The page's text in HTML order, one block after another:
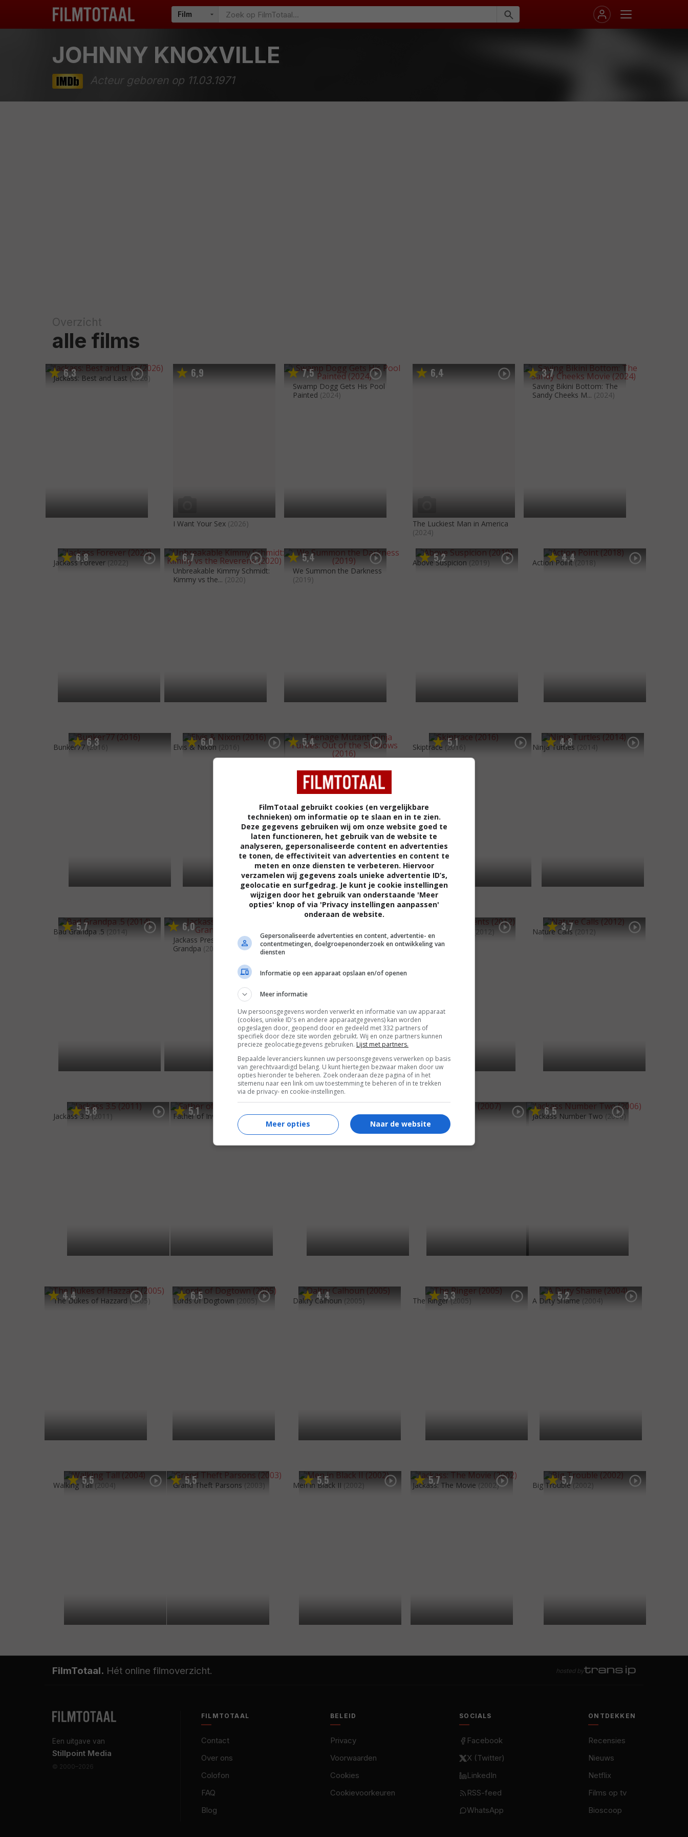
JOHNNY KNOXVILLE
Acteur geboren op 11.03.1971
Overzicht
alle films
6,3
Jackass: Best and Last (2026) 6,9
I Want Your Sex (2026)
7,5
Swamp Dogg Gets His Pool
Painted (2024)
6,4
The Luckiest Man in America
(2024)
3,7
Saving Bikini Bottom: The
Sandy Cheeks M... (2024)
6,8
Jackass Forever (2022) 6,7
Unbreakable Kimmy Schmidt:
Kimmy vs the... (2020)
5,4
We Summon the Darkness
(2019)
5,2
Above Suspicion (2019) 4,4
Action Point (2018)
6,3
Bunker77 (2016) 6,0
Elvis & Nixon (2016) 5,4
Out of the... (2016)
5,1
Skiptrace (2016) 4,8
Ninja Turtles (2014)
5,7
Bad Grandpa .5 (2014) 6,0
Jackass Presents: Bad
Grandpa (2013)
The Last Stand (2013) Small Apartments (2012) 3,7
Nature Calls (2012)
5,8
Jackass 3.5 (2011) 5,1
Father of Invention (2010) Jackass 3D (2010) Jackass 2.5 6,5
Jackass Number Two (2006)
4,4
The Dukes of Hazzard (2005) 6,5
Lords of Dogtown (2005) 4,4
Daltry Calhoun (2005) 5,3
The Ringer (2005) 5,2
A Dirty Shame (2004)
5,5
Walking Tall (2004) 5,5
Grand Theft Parsons (2003) 5,5
Men in Black II (2002) 5,7
Jackass: The Movie (2002) 5,7
Big Trouble (2002)
FilmTotaal. Hét online filmoverzicht. hosted by
Een uitgave van
Stillpoint Media
© 2000–2026
FILMTOTAAL
Contact
Over ons
Colofon
FAQ
Blog
BELEID
Privacy
Voorwaarden
Cookies
Cookievoorkeuren
SOCIALS
Facebook
X (Twitter)
LinkedIn
RSS-feed
WhatsApp
ONTDEKKEN
Recensies
Nieuws
Netflix
Films op tv
Bioscoop
FilmTotaal gebruikt cookies (en vergelijkbare
technieken) om informatie op te slaan en in te zien.
Deze gegevens gebruiken wij om onze website goed te
laten functioneren, het gebruik van de website te
analyseren, gepersonaliseerde content en advertenties
te tonen, de effectiviteit van advertenties en content te
meten en onze diensten te verbeteren. Hiervoor
verzamelen wij gegevens zoals unieke advertentie ID’s,
geolocatie en surfgedrag. Je kunt je cookie instellingen
wijzigen door het gebruik van onderstaande 'Meer
opties' knop of via 'Privacy instellingen aanpassen'
onderaan de website.
Gepersonaliseerde advertenties en content, advertentie- en
contentmetingen, doelgroepenonderzoek en ontwikkeling van
diensten
Informatie op een apparaat opslaan en/of openen
Meer informatie
Uw persoonsgegevens worden verwerkt en informatie van uw apparaat
(cookies, unieke ID's en andere apparaatgegevens) kan worden
opgeslagen door, geopend door en gedeeld met 332 partners of
specifiek door deze site worden gebruikt. Wij en onze partners kunnen
precieze geolocatiegegevens gebruiken. Lijst met partners.
Bepaalde leveranciers kunnen uw persoonsgegevens verwerken op basis
van gerechtvaardigd belang. U kunt hiertegen bezwaar maken door uw
opties hieronder te beheren. Zoek onderaan deze pagina of in het
sitemenu naar een link om uw toestemming te beheren of in te trekken
via de privacy- en cookie-instellingen.
Naar de website
Meer opties